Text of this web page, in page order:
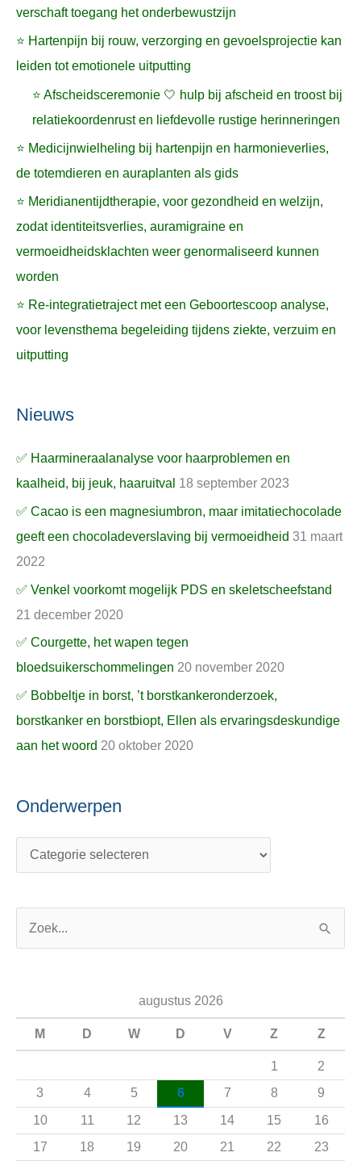
verschaft toegang het onderbewustzijn
⭐ Hartenpijn bij rouw, verzorging en gevoelsprojectie kan
leiden tot emotionele uitputting
⭐ Afscheidsceremonie 🤍 hulp bij afscheid en troost bij
relatiekoordenrust en liefdevolle rustige herinneringen
⭐ Medicijnwielheling bij hartenpijn en harmonieverlies,
de totemdieren en auraplanten als gids
⭐ Meridianentijdtherapie, voor gezondheid en welzijn,
zodat identiteitsverlies, auramigraine en
vermoeidheidsklachten weer genormaliseerd kunnen
worden
⭐ Re-integratietraject met een Geboortescoop analyse,
voor levensthema begeleiding tijdens ziekte, verzuim en
uitputting
Nieuws
✅ Haarmineraalanalyse voor haarproblemen en
kaalheid, bij jeuk, haaruitval 18 september 2023
✅ Cacao is een magnesiumbron, maar imitatiechocolade
geeft een chocoladeverslaving bij vermoeidheid 31 maart
2022
✅ Venkel voorkomt mogelijk PDS en skeletscheefstand
21 december 2020
✅ Courgette, het wapen tegen
bloedsuikerschommelingen 20 november 2020
✅ Bobbeltje in borst, ’t borstkankeronderzoek,
borstkanker en borstbiopt, Ellen als ervaringsdeskundige
aan het woord 20 oktober 2020
Onderwerpen
a
r
:
augustus 2026
M D W D V Z Z
1
2
3
4 5 6 7 8
9
10
11 12 13 14 15
16
17
18 19 20 21 22
23